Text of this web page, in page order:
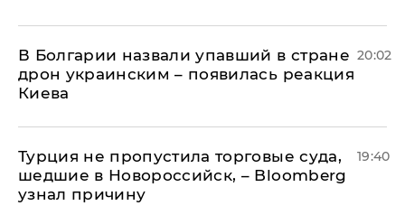
В Болгарии назвали упавший в стране
дрон украинским – появилась реакция
Киева
20:02
Турция не пропустила торговые суда,
шедшие в Новороссийск, – Bloomberg
узнал причину
19:40